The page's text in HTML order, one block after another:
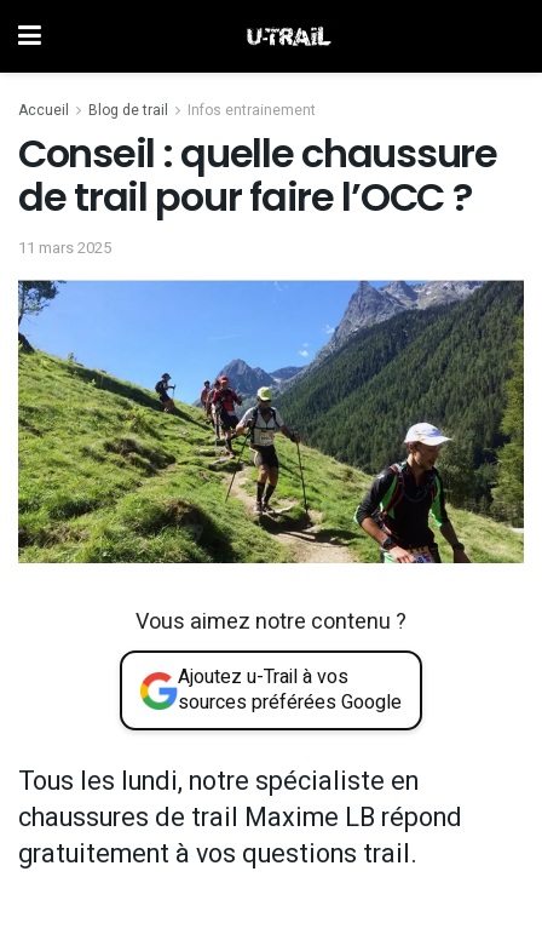
Accueil Blog de trail Infos entrainement
Conseil : quelle chaussure
de trail pour faire l’OCC ?
11 mars 2025
Vous aimez notre contenu ?
Ajoutez u-Trail à vos
sources préférées Google
Tous les lundi, notre spécialiste en
chaussures de trail Maxime LB répond
gratuitement à vos questions trail.